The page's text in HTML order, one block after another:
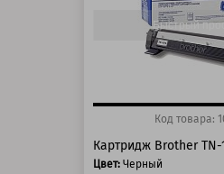
150 баллов
Быстрый
Код товара:
Картридж Brother TN-
Цвет: Черный